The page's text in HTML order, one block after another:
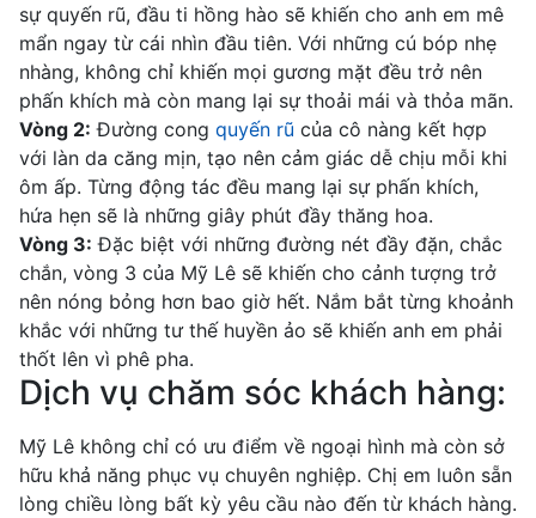
sự quyến rũ, đầu ti hồng hào sẽ khiến cho anh em mê
mẩn ngay từ cái nhìn đầu tiên. Với những cú bóp nhẹ
nhàng, không chỉ khiến mọi gương mặt đều trở nên
phấn khích mà còn mang lại sự thoải mái và thỏa mãn.
Vòng 2: Đường cong quyến rũ của cô nàng kết hợp
với làn da căng mịn, tạo nên cảm giác dễ chịu mỗi khi
ôm ấp. Từng động tác đều mang lại sự phấn khích,
hứa hẹn sẽ là những giây phút đầy thăng hoa.
Vòng 3: Đặc biệt với những đường nét đầy đặn, chắc
chắn, vòng 3 của Mỹ Lê sẽ khiến cho cảnh tượng trở
nên nóng bỏng hơn bao giờ hết. Nắm bắt từng khoảnh
khắc với những tư thế huyền ảo sẽ khiến anh em phải
thốt lên vì phê pha.
Dịch vụ chăm sóc khách hàng:
Mỹ Lê không chỉ có ưu điểm về ngoại hình mà còn sở
hữu khả năng phục vụ chuyên nghiệp. Chị em luôn sẵn
lòng chiều lòng bất kỳ yêu cầu nào đến từ khách hàng.